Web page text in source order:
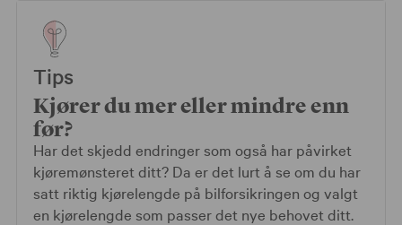
Tips
Kjører du mer eller mindre enn
før?
Har det skjedd endringer som også har påvirket
kjøremønsteret ditt? Da er det lurt å se om du har
satt riktig kjørelengde på bilforsikringen og valgt
en kjørelengde som passer det nye behovet ditt.